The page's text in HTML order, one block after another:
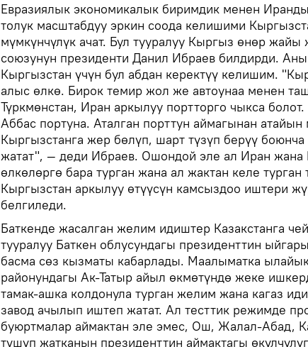
Евразиялык экономикалык биримдик менен
толук масштабдуу эркин соода келишими
мүмкүнчүлүк ачат. Бул тууралуу Кыргыз өнөр
союзунун президенти Данил Ибраев билдирди.
Кыргызстан үчүн бул абдан керектүү келишим.
алыс өлкө. Бирок темир жол же автоунаа менен
Түркмөнстан, Иран аркылуу портторго чыкса
Аббас портуна. Аталган порттун аймагынан
Кыргызстанга жер бөлүп, шарт түзүп берүү
жатат", — деди Ибраев. Ошондой эле ал Иран жана
өлкөлөргө бара турган жана ал жактан келе турган
Кыргызстан аркылуу өтүүсүн камсыздоо иштери
белгиледи.
Баткенде жасалган желим идиштер Казакстанга
тууралуу Баткен облусундагы президенттин
басма сөз кызматы кабарлады. Маалыматка
районундагы Ак-Татыр айыл өкмөтүндө жеке
тамак-ашка колдонула турган желим жана кагаз
завод ачылып иштеп жатат. Ал тесттик режимде
буюртмалар аймактан эле эмес, Ош, Жалал-Абад,
түшүп жатканын президенттин аймактагы